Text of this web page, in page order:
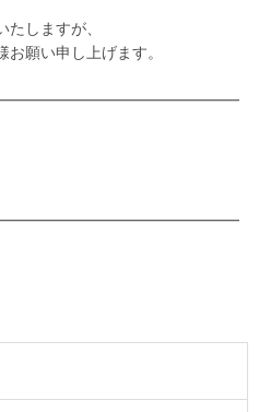
しますが、
願い申し上げます。